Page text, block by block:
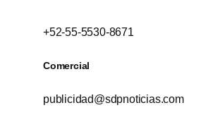
+52-55-5530-8671
Comercial
publicidad@sdpnoticias.com